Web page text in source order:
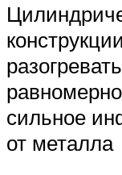
сильное
от металла